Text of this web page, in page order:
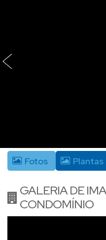
‹
Fotos Plantas
GALERIA DE
CONDOMÍNIO